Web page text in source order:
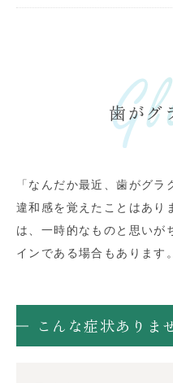
歯がグ
「なんだか最近、歯がグ
違和感を覚えたことはあり
は、一時的なものと思いが
インである場合もあります。
こんな症状ありま